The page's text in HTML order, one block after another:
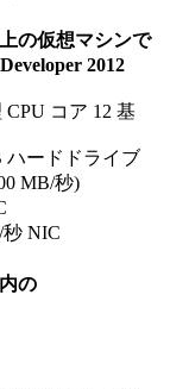
の仮想マシンで
2012
CPU コア 12 基
ハードドライブ
MB/秒)
秒 NIC
の